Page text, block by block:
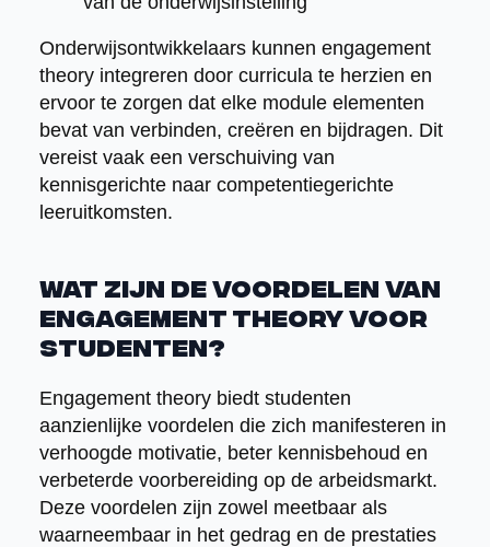
Onderwijsontwikkelaars kunnen engagement
theory integreren door curricula te herzien en
ervoor te zorgen dat elke module elementen
bevat van verbinden, creëren en bijdragen. Dit
vereist vaak een verschuiving van
kennisgerichte naar competentiegerichte
leeruitkomsten.
Wat zijn de voordelen van
engagement theory voor
studenten?
Engagement theory biedt studenten
aanzienlijke voordelen die zich manifesteren in
verhoogde motivatie, beter kennisbehoud en
verbeterde voorbereiding op de arbeidsmarkt.
Deze voordelen zijn zowel meetbaar als
waarneembaar in het gedrag en de prestaties